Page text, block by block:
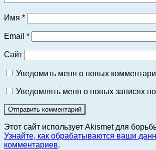
Имя *
Email *
Сайт
Уведомить меня о новых
Уведомлять меня о новых записях
Этот сайт использует Akismet для
Узнайте, как обрабатываются ваши
комментариев.